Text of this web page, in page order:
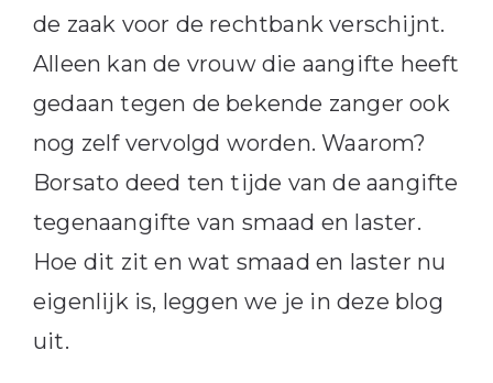
de zaak voor de rechtbank verschijnt.
Alleen kan de vrouw die aangifte heeft
gedaan tegen de bekende zanger ook
nog zelf vervolgd worden. Waarom?
Borsato deed ten tijde van de aangifte
tegenaangifte van smaad en laster.
Hoe dit zit en wat smaad en laster nu
eigenlijk is, leggen we je in deze blog
uit.